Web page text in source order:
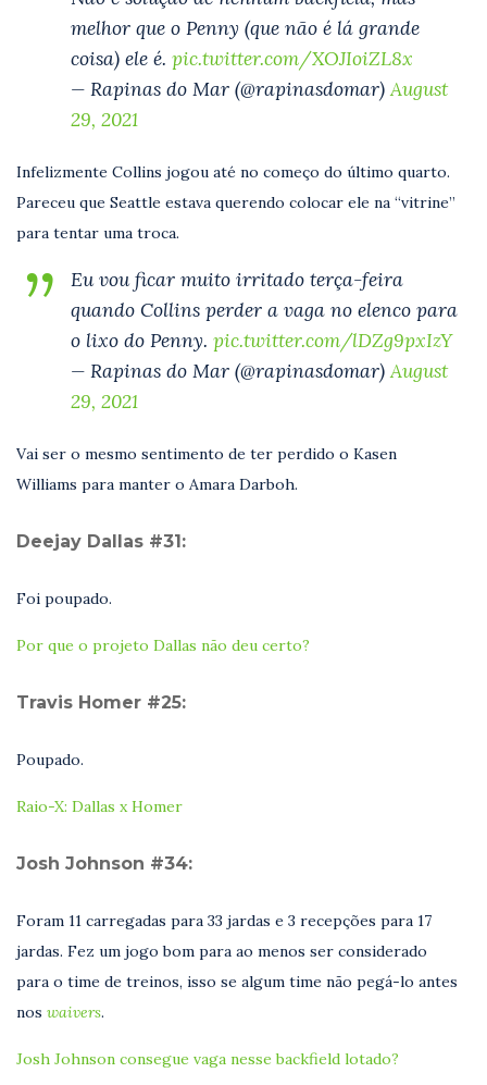
melhor que o Penny (que não é lá grande
coisa) ele é. pic.twitter.com/XOJIoiZL8x
— Rapinas do Mar (@rapinasdomar)August
29, 2021
Infelizmente Collins jogou até no começo do último quarto.
Pareceu que Seattle estava querendo colocar ele na “vitrine”
para tentar uma troca.
Eu vou ficar muito irritado terça-feira
quando Collins perder a vaga no elenco para
o lixo do Penny. pic.twitter.com/lDZg9pxIzY
— Rapinas do Mar (@rapinasdomar)August
29, 2021
Vai ser o mesmo sentimento de ter perdido o Kasen
Williams para manter o Amara Darboh.
Deejay Dallas #31:
Foi poupado.
Por que o projeto Dallas não deu certo?
Travis Homer #25:
Poupado.
Raio-X: Dallas x Homer
Josh Johnson #34:
Foram 11 carregadas para 33 jardas e 3 recepções para 17
jardas. Fez um jogo bom para ao menos ser considerado
para o time de treinos, isso se algum time não pegá-lo antes
nos waivers.
Josh Johnson consegue vaga nesse backfield lotado?